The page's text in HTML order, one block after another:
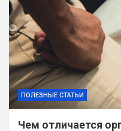
ПОЛЕЗНЫЕ СТАТЬИ
Чем отличается